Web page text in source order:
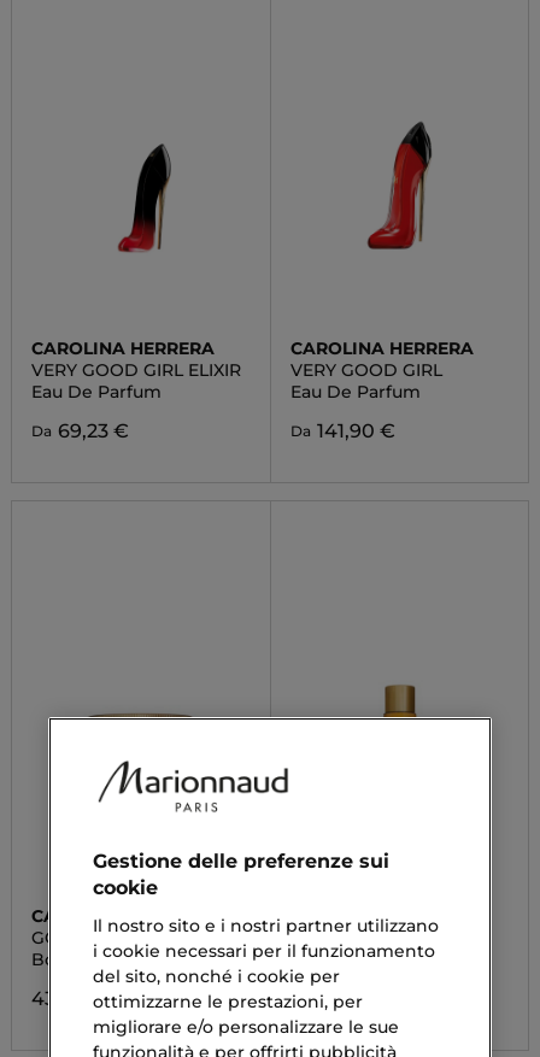
CAROLINA HERRERA
VERY GOOD GIRL ELIXIR
Eau De Parfum
Da 69,23 €
CAROLINA HERRERA
VERY GOOD GIRL
Eau De Parfum
Da 141,90 €
CAROLINA HERRERA
GOOD GIRL
Body Cream
43,33 €
CAROLINA HERRERA
GOOD GIRL
Legs Oil
44,03 €
Gestione delle preferenze sui
cookie
Il nostro sito e i nostri partner utilizzano
i cookie necessari per il funzionamento
del sito, nonché i cookie per
ottimizzarne le prestazioni, per
migliorare e/o personalizzare le sue
funzionalità e per offrirti pubblicità